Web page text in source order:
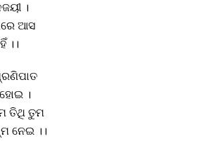
।
ଆସ
।।
।
ତିଥି ତୁମ
ନେଇ ।।